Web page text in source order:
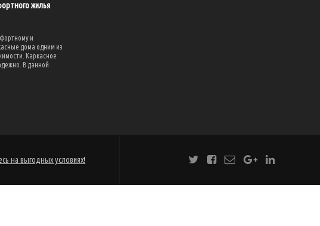
жилья
и
дома одним из
Каркасное
В данной
на выгодных условиях!